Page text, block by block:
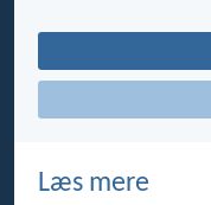
Læs mere